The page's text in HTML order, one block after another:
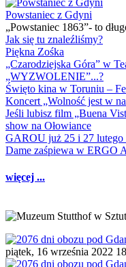
Powstaniec z Gdyni
„Powstaniec 1863”- to
Jak się tu znaleźliśmy?
Piękna Zośka
„Czarodziejska Góra” w
„WYZWOLENIE”...?
Święto kina w Toruniu –
Koncert „Wolność jest w
Jeśli lubisz film „Buena
show na Ołowiance
GAROU już 25 i 27
Dame zaśpiewa w ERGO
więcej ...
piątek, 16 września 2022